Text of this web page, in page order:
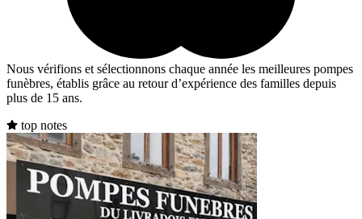
Nous vérifions et sélectionnons chaque année les meilleures pompes
funèbres, établis grâce au retour d’expérience des familles depuis
plus de 15 ans.
top notes